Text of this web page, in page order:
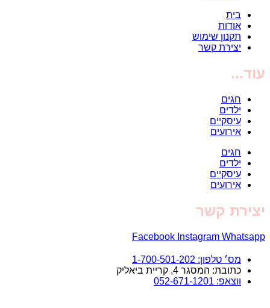
בית
אודות
תקנון שימוש
יצירת קשר
עוד...
חגים
ילדים
עיסקיים
אירועים
חגים
ילדים
עיסקיים
אירועים
יצירת קשר
Facebook Instagram Whatsapp
מס׳ טלפון: 1-700-501-202
כתובת: המסגר 4, קריית ביאליק
ווצאפ: 052-671-1201